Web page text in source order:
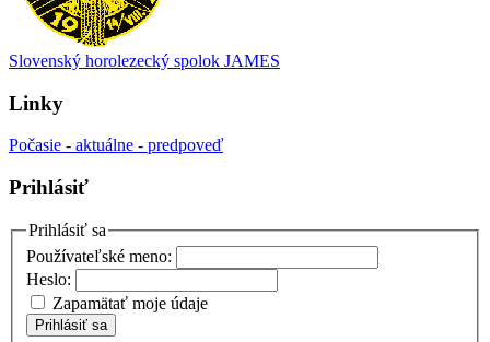
Slovenský horolezecký spolok JAMES
Linky
Počasie - aktuálne - predpoveď
Prihlásiť
Prihlásiť sa
Používateľské meno:
Heslo:
Zapamätať moje údaje
Prihlásiť sa